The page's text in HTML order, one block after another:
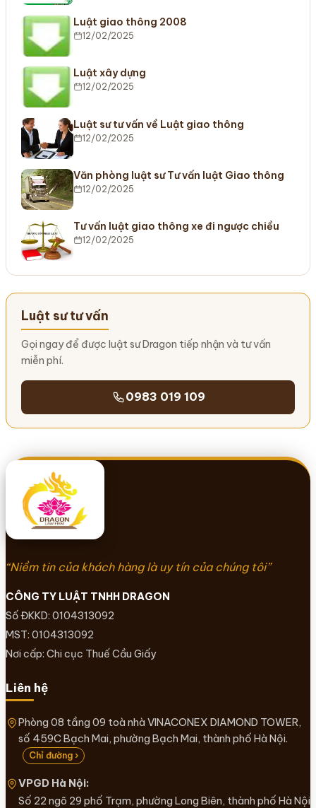
Luật giao thông 2008
12/02/2025
Luật xây dựng
12/02/2025
Luật sư tư vấn về Luật giao thông
12/02/2025
Văn phòng luật sư Tư vấn luật Giao thông
12/02/2025
Tư vấn luật giao thông xe đi ngược chiều
12/02/2025
Luật sư tư vấn
Gọi ngay để được luật sư Dragon tiếp nhận và tư vấn
miễn phí.
0983 019 109
“Niềm tin của khách hàng là uy tín của chúng tôi”
CÔNG TY LUẬT TNHH DRAGON
Số ĐKKD: 0104313092
MST: 0104313092
Nơi cấp: Chi cục Thuế Cầu Giấy
Liên hệ
Phòng 08 tầng 09 toà nhà VINACONEX DIAMOND TOWER,
số 459C Bạch Mai, phường Bạch Mai, thành phố Hà Nội.
Chỉ đường ›
VPGD Hà Nội:
Số 22 ngõ 29 phố Trạm, phường Long Biên, thành phố Hà Nội